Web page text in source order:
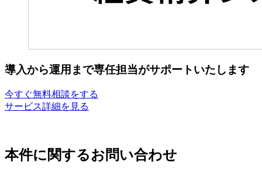
導入から運用まで専任担当がサポートいたします
今すぐ無料相談をする
サービス詳細を見る
本件に関するお問い合わせ